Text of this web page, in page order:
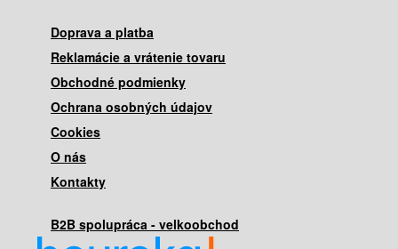
Doprava a platba
Reklamácie a vrátenie tovaru
Obchodné podmienky
Ochrana osobných údajov
Cookies
O nás
Kontakty
B2B spolupráca - velkoobchod